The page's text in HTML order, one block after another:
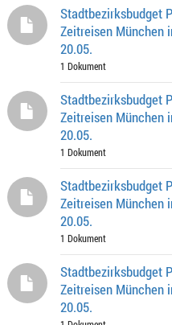
Stadtbezirksbudget
Zeitreisen München
20.05.
1 Dokument
Stadtbezirksbudget
Zeitreisen München
20.05.
1 Dokument
Stadtbezirksbudget
Zeitreisen München
20.05.
1 Dokument
Stadtbezirksbudget
Zeitreisen München
20.05.